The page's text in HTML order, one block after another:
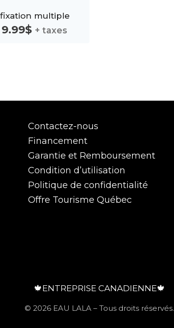
multiple
Le
prix
9.99$Le
prix
+ taxes
Contactez-nous
Financement
Garantie et Remboursement
Condition d’utilisation
Politique de confidentialité
Offre Tourisme Québec
🍁ENTREPRISE CANADIENNE🍁
© 2026 EAU LALA – Tous droits réservés.